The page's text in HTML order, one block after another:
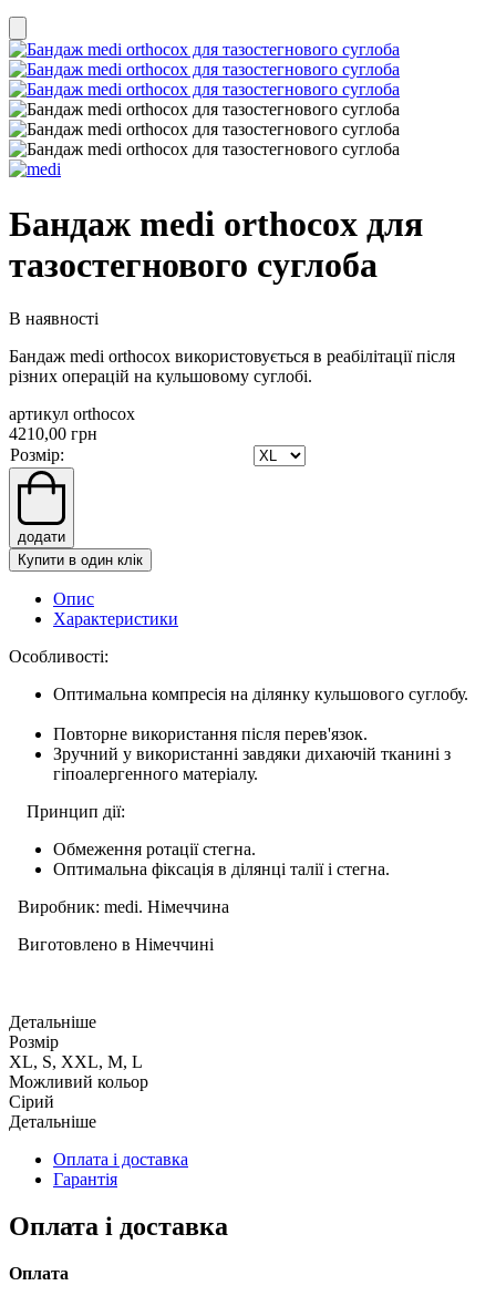
Бандаж medi orthocox для
тазостегнового суглоба
В наявності
Бандаж medi orthocox використовується в реабілітації після
різних операцій на кульшовому суглобі.
артикул orthocox
4210,00 грн
Розмір:
додати
Купити в один клік
Опис
Характеристики
Особливості:
Оптимальна компресія на ділянку кульшового суглобу.
Повторне використання після перев'язок.
Зручний у використанні завдяки дихаючій тканині з
гіпоалергенного матеріалу.
Принцип дії:
Обмеження ротації стегна.
Оптимальна фіксація в ділянці талії і стегна.
Виробник: medi. Німеччина
Виготовлено в Німеччині
Детальніше
Розмір
XL, S, XXL, M, L
Можливий кольор
Сірий
Детальніше
Оплата і доставка
Гарантія
Оплата і доставка
Оплата